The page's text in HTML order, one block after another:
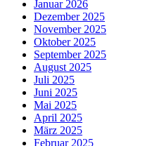
Januar 2026
Dezember 2025
November 2025
Oktober 2025
September 2025
August 2025
Juli 2025
Juni 2025
Mai 2025
April 2025
März 2025
Februar 2025